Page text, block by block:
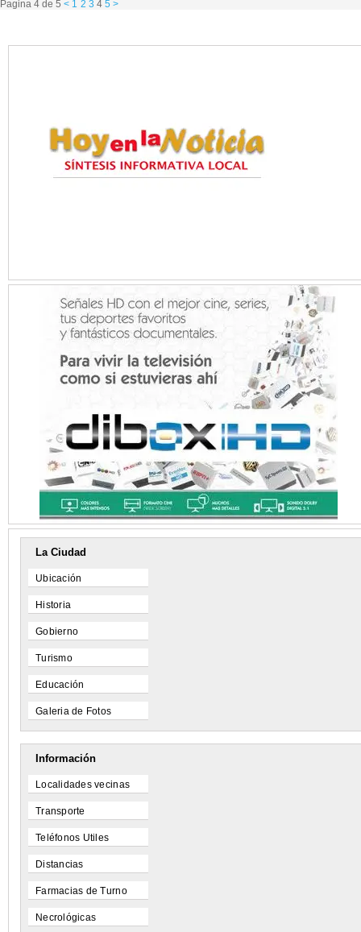
Pagina 4 de 5 < 1 2 3 4 5 >
La Ciudad
Ubicación
Historia
Gobierno
Turismo
Educación
Galeria de Fotos
Información
Localidades vecinas
Transporte
Teléfonos Utiles
Distancias
Farmacias de Turno
Necrológicas